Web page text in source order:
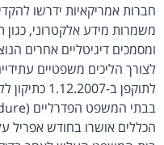
חברות אמריקאיות ידרשו
משמרות מידע אלקטרוני, כגון
ומסמכים דיגיטליים אחרים
לצורך הליכים משפטיים
לתוקפן ב-
הכללים אושרו בחודש אפריל